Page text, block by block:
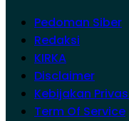
Pedoman Siber
Redaksi
KIRKA
Disclaimer
Kebijakan
Term Of Service